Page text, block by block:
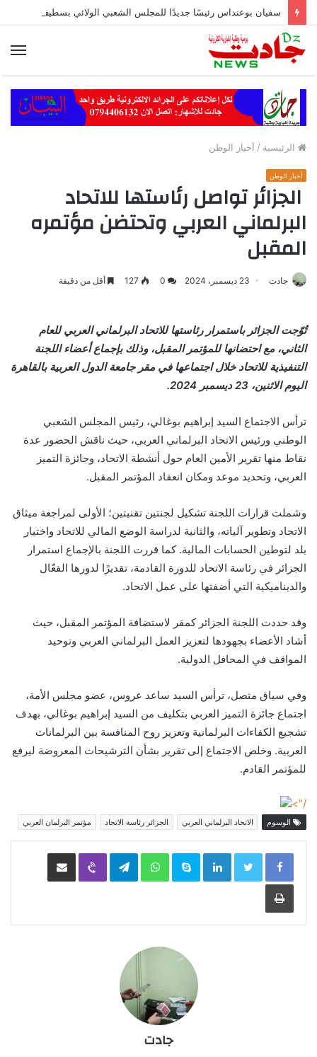
الرئيسية / أخبار الوطن
أخبار الوطن
الجزائر تواصل رئاستها للاتحاد
البرلماني العربي وتحتضن مؤتمره
المقبل
جادت 23 ديسمبر، 2024 0
127 أقل من دقيقة
تُوّجت الجزائر باستمرار رئاستها للاتحاد البرلماني العربي للعام
الثاني، مع احتضانها للمؤتمر المقبل، وذلك بإجماع أعضاء اللجنة
التنفيذية للاتحاد خلال اجتماعها في مقر جامعة الدول العربية بالقاهرة
اليوم الاثنين، 23 ديسمبر 2024.
ترأس الاجتماع السيد إبراهيم بوغالي، رئيس المجلس الشعبي
الوطني ورئيس الاتحاد البرلماني العربي، حيث ناقش الحضور عدة
نقاط منها تقرير الأمين العام حول أنشطة الاتحاد، وجائزة التميز
العربي، وتحديد موعد ومكان انعقاد المؤتمر المقبل.
وشملت قرارات اللجنة تشكيل لجنتين تقنيتين؛ الأولى لمراجعة ميثاق
الاتحاد وتطوير آلياته، والثانية لدراسة الوضع المالي للاتحاد واختيار
بلد لتوطين الحسابات المالية. كما قررت اللجنة بالإجماع استمرار
الجزائر في رئاسة الاتحاد للدورة القادمة، تقديرًا لدورها الفعّال
والديناميكية التي أضفتها على عمل الاتحاد.
وقد حددت اللجنة الجزائر كمقر لاستضافة المؤتمر المقبل، حيث
أشاد الأعضاء بجهودها لتعزيز العمل البرلماني العربي وتوحيد
المواقف في المحافل الدولية.
وفي سياق متصل، ترأس السيد ساعد عروس، عضو مجلس الأمة،
اجتماع جائزة التميز العربي بتكليف من السيد إبراهيم بوغالي، بهدف
تشجيع الكفاءات البرلمانية وتعزيز روح المنافسة بين البرلمانات
العربية. وخلص الاجتماع إلى تقرير بشأن الترشيحات المعروضة ليرفع
للمؤتمر القادم.
/">
الوسوم الاتحاد البرلماني العربي الجزائر رئاسة الاتحاد مؤتمر البرلمان العربي
LinkedIn
Skype
WhatsApp
Telegram
Viber مشاركة عبر البريد
طباعة
جادت